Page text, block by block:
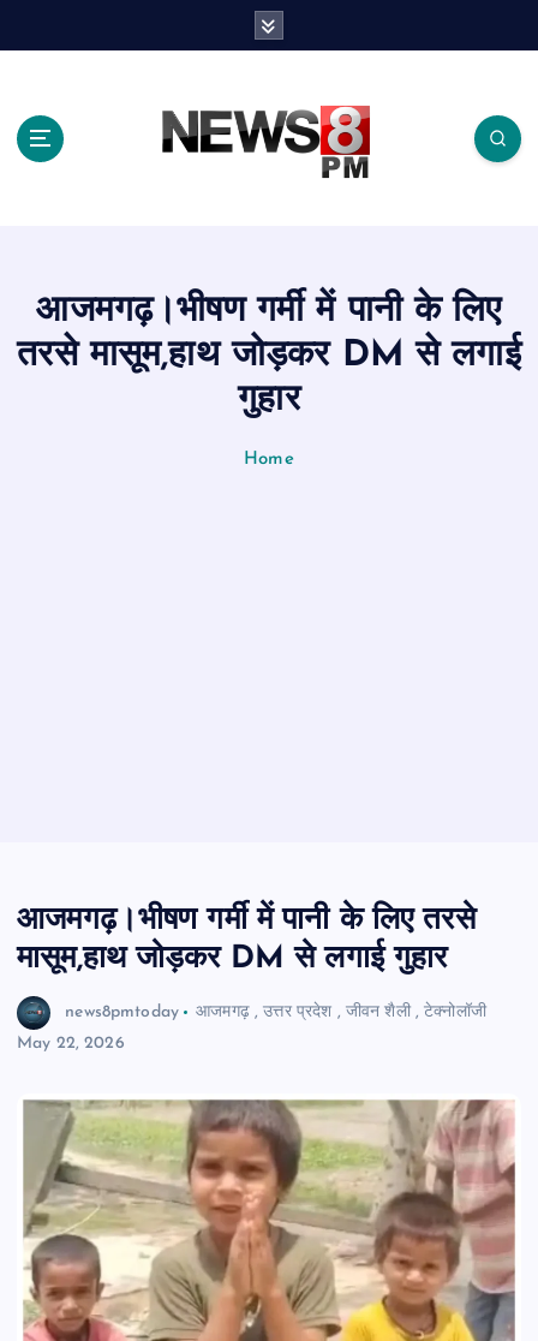
आजमगढ़।भीषण गर्मी में पानी के लिए
तरसे मासूम,हाथ जोड़कर DM से लगाई
गुहार
Home
आजमगढ़।भीषण गर्मी में पानी के लिए तरसे
मासूम,हाथ जोड़कर DM से लगाई गुहार
news8pmtoday आजमगढ़,उत्तर प्रदेश , जीवन शैली,टेक्नोलॉजी
May 22, 2026